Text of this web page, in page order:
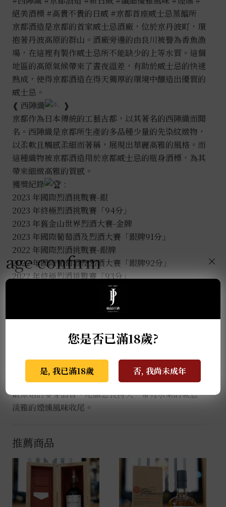
絕美酒標 #高貴不貴的日威 #京都首座威士忌蒸餾所
京都酒造是京都的首家威士忌酒廠，位於京丹波町，環
抱著丹波高原的群山。酒廠旁邊的由良川被譽為香魚漁
場，在這裡有製作威士忌所不能缺少的上等水質。這個
地區的高原氣候帶來了晝夜溫差，有助於威士忌的快速
熟成，使得京都酒造在得天獨厚的環境中釀造出優質的
威士忌。
❰ 西陣織
❱
京都作為日本傳統的工藝古都，以其著名的西陣織而聞
名。西陣織是京都所生產的多品種少量的先染紋緻物，
以柔軟且觸感柔細而著稱，展現出華麗高雅的風格。而
這種織物被京都酒造用於京都威士忌的瓶身酒標，為其
帶來細緻高雅的質感。
獲獎紀錄
:
2023 年國際烈酒挑戰賽-銀
2023 年終極烈酒挑戰賽「94分」
2023 年舊金山世界烈酒大賽-金牌
2023 年國際葡萄酒及烈酒大賽「銀牌91分」
2022 年國際烈酒挑戰賽-銀牌
2022 年國際葡萄酒及烈酒大賽「銀牌92分」
2022 年終極烈酒挑戰賽「93分」
2022 年紐約世界葡萄酒及烈酒大賽「雙金」
2021 年舊金山世界烈酒大賽-金牌
2021 年終極烈酒挑戰賽「入圍」
【京都威士忌 – 西陣織紫帶
】
的特質，麥芽香中飄散著剛剛好的煙燻香和甜味。透過
巧妙的調和技術，融合了多種麥芽原酒的風味，呈現出
最原始的麥芽酒香。尾韻悠長持久，帶有水果的氣息，
淡雅的煙燻風味收尾。
推薦商品
age confirm
您是否已滿18歲?
是, 我已滿18歲 否, 我尚未成年
×